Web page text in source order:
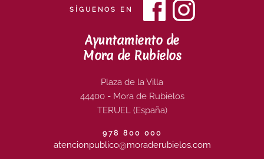
SÍGUENOS EN
Ayuntamiento de
Mora de Rubielos
Plaza de la Villa
44400 - Mora de Rubielos
TERUEL (España)
978 800 000
atencionpublico@moraderubielos.com